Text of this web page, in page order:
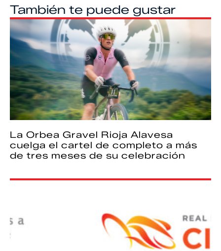
También te puede gustar
La Orbea Gravel Rioja Alavesa
cuelga el cartel de completo a más
de tres meses de su celebración